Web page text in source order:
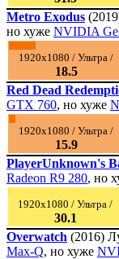
Metro Exodus
но хуже NVIDIA
1920x1080 / Ультра /
18.5
Red Dead
GTX 760, но хуже
1920x1080 / Ультра /
15.9
PlayerUnknown's
Radeon R9 280, но
1920x1080 / Ультра /
30.1
Overwatch (2016)
Max-Q, но хуже